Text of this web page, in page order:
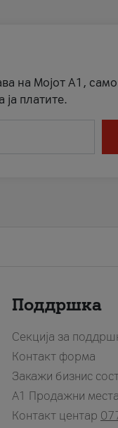
на Мојот А1,
ја платите.
Поддршка
Секција за
Контакт форма
Закажи бизнис
A1 Продажни места
Контакт центар